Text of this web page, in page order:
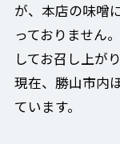
が、本店の味噌
っておりません
してお召し上が
現在、勝山市内
ています。